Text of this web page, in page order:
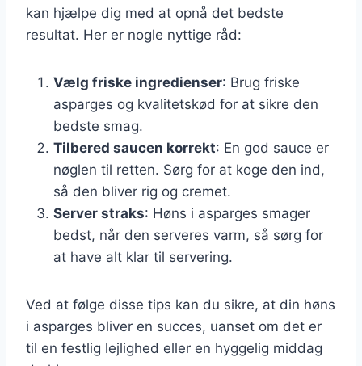
kan hjælpe dig med at opnå det bedste
resultat. Her er nogle nyttige råd:
Vælg friske ingredienser: Brug friske
asparges og kvalitetskød for at sikre den
bedste smag.
Tilbered saucen korrekt: En god sauce er
nøglen til retten. Sørg for at koge den ind,
så den bliver rig og cremet.
Server straks: Høns i asparges smager
bedst, når den serveres varm, så sørg for
at have alt klar til servering.
Ved at følge disse tips kan du sikre, at din høns
i asparges bliver en succes, uanset om det er
til en festlig lejlighed eller en hyggelig middag